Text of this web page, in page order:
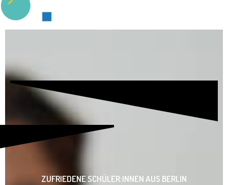
ZUFRIEDENE SCHÜLER:INNEN AUS BERLIN